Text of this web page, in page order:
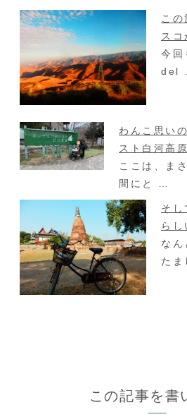
この
スコ
今回
del
わんこ思い
スト白河高原
ここは、ま
間にと …
そし
らし
なん
た
この記事を書